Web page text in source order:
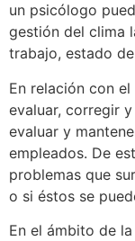
un psicólogo
gestión del clima
trabajo, estado
En relación con
evaluar, corregir
evaluar y
empleados. De
problemas que
o si éstos se
En el ámbito de